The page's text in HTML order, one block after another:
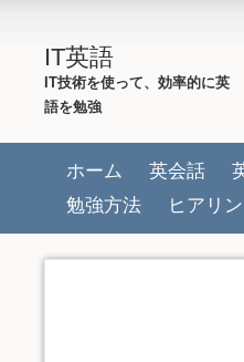
IT英語
IT技術を使って、効率的に英
語を勉強
ホーム 英会話
勉強方法
ヒアリ